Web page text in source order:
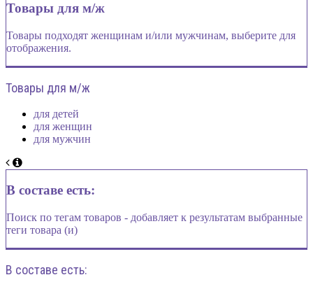
Товары для м/ж
Товары подходят женщинам и/или мужчинам, выберите для
отображения.
Товары для м/ж
для детей
для женщин
для мужчин
В составе есть:
Поиск по тегам товаров - добавляет к результатам выбранные
теги товара (и)
В составе есть: